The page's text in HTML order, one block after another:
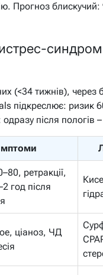
Прогноз
(<34 тижнів), через
підкреслює: ризик
після пологів
ретракції,
год після
ціаноз, ЧД